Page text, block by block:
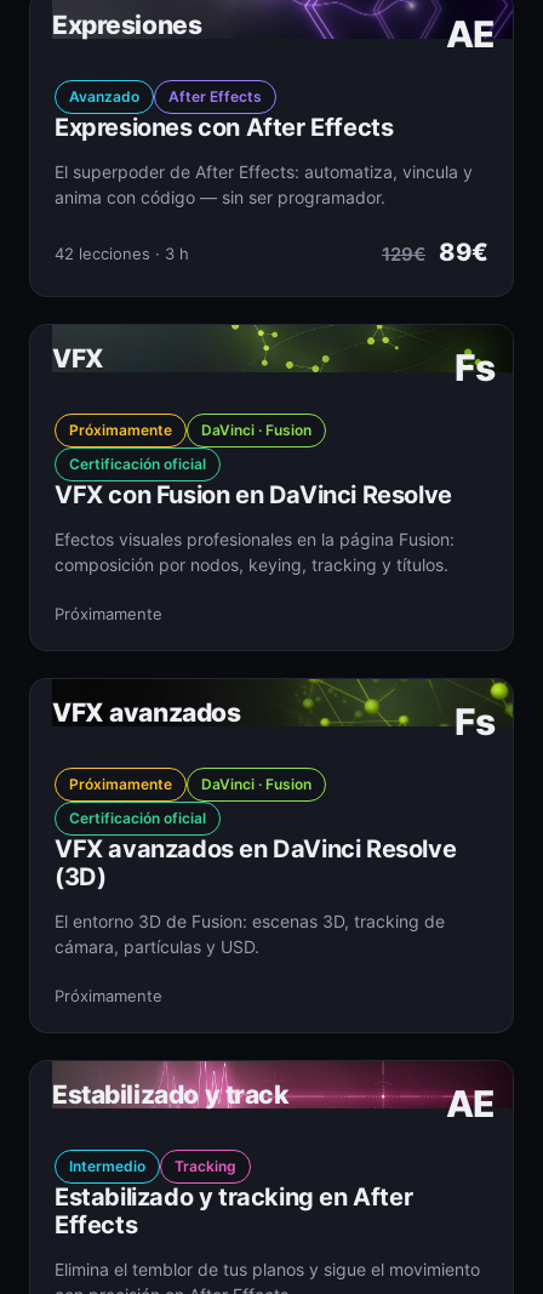
AE
Expresiones
Avanzado After Effects
Expresiones con After Effects
El superpoder de After Effects: automatiza, vincula y
anima con código — sin ser programador.
42 lecciones · 3 h 129€ 89€
Fs
VFX
Próximamente
DaVinci · Fusion
Certificación oficial
VFX con Fusion en DaVinci Resolve
Efectos visuales profesionales en la página Fusion:
composición por nodos, keying, tracking y títulos.
Próximamente
Fs
VFX avanzados
Próximamente
DaVinci · Fusion
Certificación oficial
VFX avanzados en DaVinci Resolve
(3D)
El entorno 3D de Fusion: escenas 3D, tracking de
cámara, partículas y USD.
Próximamente
AE
Estabilizado y track
Intermedio Tracking
Estabilizado y tracking en After
Effects
Elimina el temblor de tus planos y sigue el movimiento